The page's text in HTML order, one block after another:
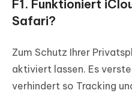
F1. Funktioniert
Safari?
Zum Schutz Ihrer
aktiviert lassen. Es
verhindert so Tracking